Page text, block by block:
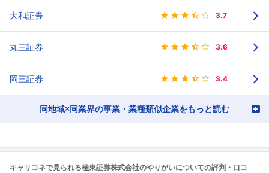
大和証券 3.7
丸三証券 3.6
岡三証券 3.4
同地域×同業界の事業・業種類似企業をもっと読む
キャリコネで見られる極東証券株式会社のやりがいについての評判・口コ